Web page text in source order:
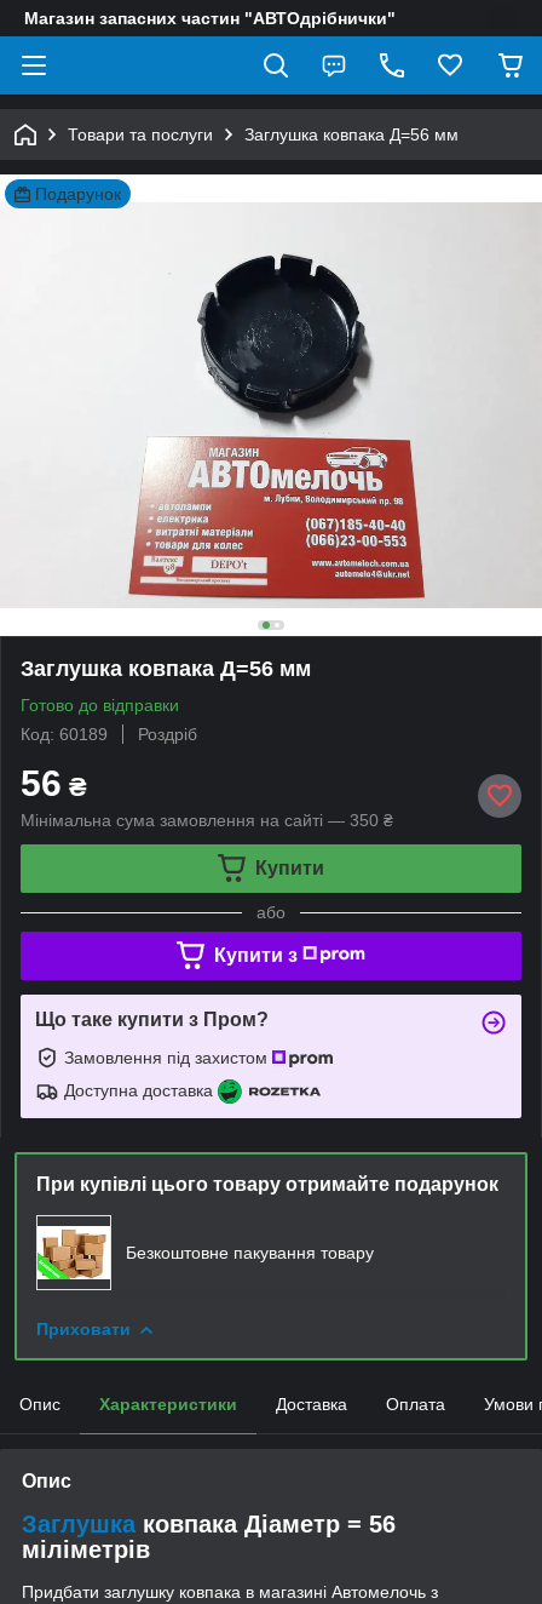
Магазин запасних частин "АВТОдрібнички"
Товари та послуги Заглушка ковпака Д=56 мм
Подарунок
Заглушка ковпака Д=56 мм
Готово до відправки
Код: 60189
Роздріб
56 ₴
Мінімальна сума замовлення на сайті — 350 ₴
Купити
або
Купити з
Що таке купити з Пром?
Замовлення під захистом
Доступна доставка
При купівлі цього товару отримайте подарунок
Безкоштовне пакування товару
Приховати
Опис Характеристики Доставка Оплата Умови
Опис
Заглушкаковпака Діаметр = 56
міліметрів
Придбати заглушку ковпака в магазині Автомелочь з